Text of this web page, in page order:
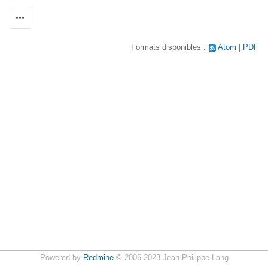
Formats disponibles : Atom PDF
Powered by Redmine© 2006-2023 Jean-Philippe Lang